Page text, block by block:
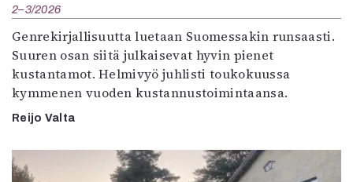
2–3/2026
Genrekirjallisuutta luetaan Suomessakin runsaasti.
Suuren osan siitä julkaisevat hyvin pienet
kustantamot. Helmivyö juhlisti toukokuussa
kymmenen vuoden kustannustoimintaansa.
Reijo Valta